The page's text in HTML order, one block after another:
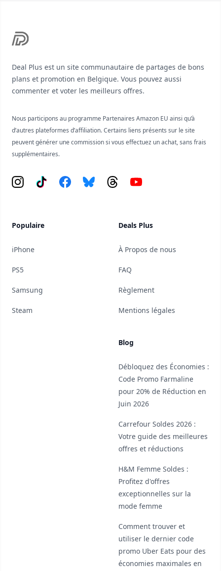
Deal Plus est un site communautaire de partages de bons
plans et promotion en Belgique. Vous pouvez aussi
commenter et voter les meilleurs offres.
Nous participons au programme Partenaires Amazon EU ainsi qu’à
d’autres plateformes d’affiliation. Certains liens présents sur le site
peuvent générer une commission si vous effectuez un achat, sans frais
supplémentaires.
Instagram
Tiktok FacebookBlueskyThreadsYouTube
Populaire
iPhone
PS5
Samsung
Steam
Deals Plus
À Propos de nous
FAQ
Règlement
Mentions légales
Blog
Débloquez des Économies :
Code Promo Farmaline
pour 20% de Réduction en
Juin 2026
Carrefour Soldes 2026 :
Votre guide des meilleures
offres et réductions
H&M Femme Soldes :
Profitez d'offres
exceptionnelles sur la
mode femme
Comment trouver et
utiliser le dernier code
promo Uber Eats pour des
économies maximales en